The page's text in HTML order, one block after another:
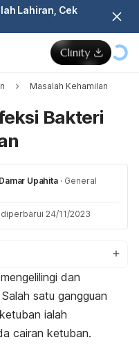
Lahiran, Cek
Masalah Kehamilan
Bakteri
Upahita · General
24/11/2023
dan
satu gangguan
ialah
cairan ketuban.